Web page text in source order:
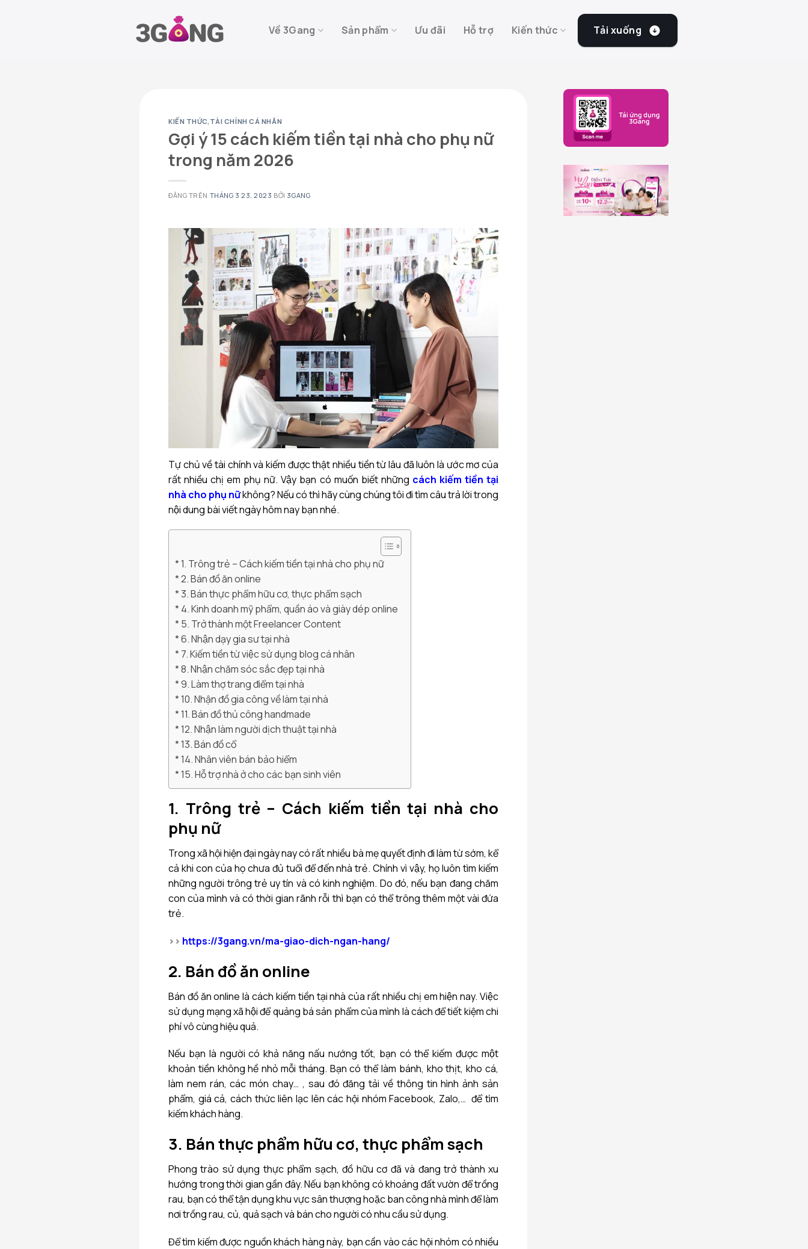
Về 3Gang Sản phẩm Ưu đãi Hỗ trợ Kiến thức Tải xuống
KIẾN THỨC, TÀI CHÍNH CÁ NHÂN
Gợi ý 15 cách kiếm tiền tại nhà cho phụ nữ
trong năm 2026
ĐĂNG TRÊN THÁNG 3 23, 2023 BỞI 3GANG
Tự chủ về tài chính và kiếm được thật nhiều tiền từ lâu đã luôn là ước mơ của
rất nhiều chị em phụ nữ. Vậy bạn có muốn biết những cách kiếm tiền tại
nhà cho phụ nữkhông? Nếu có thì hãy cùng chúng tôi đi tìm câu trả lời trong
nội dung bài viết ngày hôm nay bạn nhé.
1. Trông trẻ – Cách kiếm tiền tại nhà cho phụ nữ
2. Bán đồ ăn online
3. Bán thực phẩm hữu cơ, thực phẩm sạch
4. Kinh doanh mỹ phẩm, quần áo và giày dép online
5. Trở thành một Freelancer Content
6. Nhận dạy gia sư tại nhà
7. Kiếm tiền từ việc sử dụng blog cá nhân
8. Nhận chăm sóc sắc đẹp tại nhà
9. Làm thợ trang điểm tại nhà
10. Nhận đồ gia công về làm tại nhà
11. Bán đồ thủ công handmade
12. Nhận làm người dịch thuật tại nhà
13. Bán đồ cổ
14. Nhân viên bán bảo hiểm
15. Hỗ trợ nhà ở cho các bạn sinh viên
1. Trông trẻ – Cách kiếm tiền tại nhà cho
phụ nữ
Trong xã hội hiện đại ngày nay có rất nhiều bà mẹ quyết định đi làm từ sớm, kể
cả khi con của họ chưa đủ tuổi để đến nhà trẻ. Chính vì vậy, họ luôn tìm kiếm
những người trông trẻ uy tín và có kinh nghiệm. Do đó, nếu bạn đang chăm
con của mình và có thời gian rãnh rỗi thì bạn có thể trông thêm một vài đứa
trẻ.
>> https://3gang.vn/ma-giao-dich-ngan-hang/
2. Bán đồ ăn online
Bán đồ ăn online là cách kiếm tiền tại nhà của rất nhiều chị em hiện nay. Việc
sử dụng mạng xã hội để quảng bá sản phẩm của mình là cách để tiết kiệm chi
phí vô cùng hiệu quả.
Nếu bạn là người có khả năng nấu nướng tốt, bạn có thể kiếm được một
khoản tiền không hề nhỏ mỗi tháng. Bạn có thể làm bánh, kho thịt, kho cá,
làm nem rán, các món chay… , sau đó đăng tải về thông tin hình ảnh sản
phẩm, giá cả, cách thức liên lạc lên các hội nhóm Facebook, Zalo,… để tìm
kiếm khách hàng.
3. Bán thực phẩm hữu cơ, thực phẩm sạch
Phong trào sử dụng thực phẩm sạch, đồ hữu cơ đã và đang trở thành xu
hướng trong thời gian gần đây. Nếu bạn không có khoảng đất vườn để trồng
rau, bạn có thể tận dụng khu vực sân thượng hoặc ban công nhà mình để làm
nơi trồng rau, củ, quả sạch và bán cho người có nhu cầu sử dụng.
Để tìm kiếm được nguồn khách hàng này, bạn cần vào các hội nhóm có nhiều